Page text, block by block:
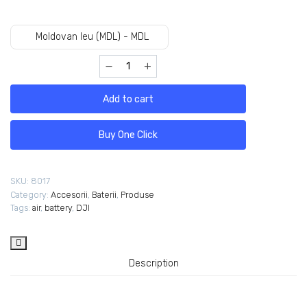
Moldovan leu (MDL) - MDL
Add to cart
Buy One Click
SKU: 8017
Category: Accesorii Baterii Produse
Tags: air, battery, DJI
Description